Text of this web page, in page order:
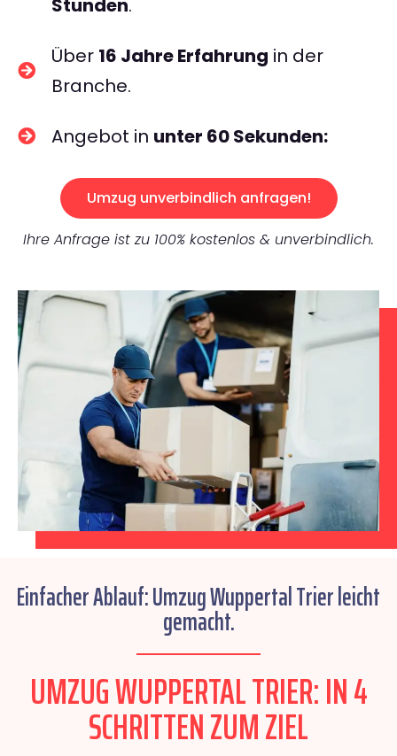
Stunden.
Über 16 Jahre Erfahrung in der
Branche.
Angebot in unter 60 Sekunden:
Umzug unverbindlich anfragen!
Ihre Anfrage ist zu 100% kostenlos & unverbindlich.
Einfacher Ablauf: Umzug Wuppertal Trier leicht
gemacht.
UMZUG WUPPERTAL TRIER: IN 4
SCHRITTEN ZUM ZIEL